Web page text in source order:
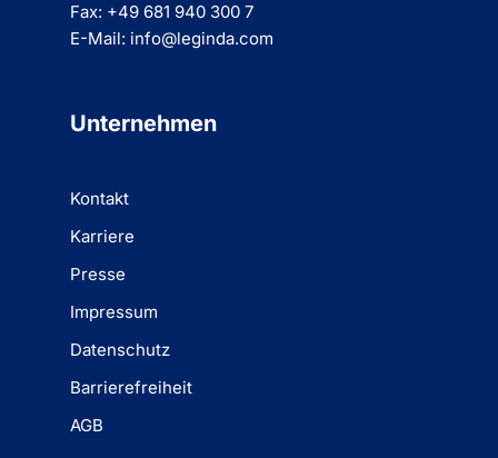
Fax: +49 681 940 300 7
E-Mail: info@leginda.com
Unternehmen
Kontakt
Karriere
Presse
Impressum
Datenschutz
Barrierefreiheit
AGB